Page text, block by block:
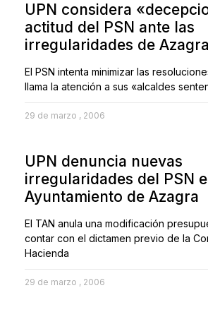
UPN considera
actitud del PSN ante las
irregularidades de Azagra
El PSN intenta minimizar las
llama la atención a sus «alcaldes
29 de marzo , 2006
UPN denuncia nuevas
irregularidades del PSN
Ayuntamiento de Azagra
El TAN anula una modificación
contar con el dictamen previo de la
Hacienda
29 de marzo , 2006